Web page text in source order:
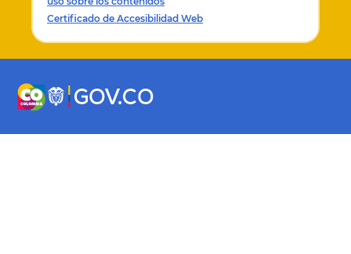
título
IIdel Código de Procedimiento
Cordialmente,
Certificado de Accesibilidad Web